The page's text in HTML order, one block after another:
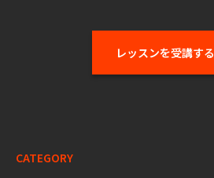
レッスンを受講する
CATEGORY